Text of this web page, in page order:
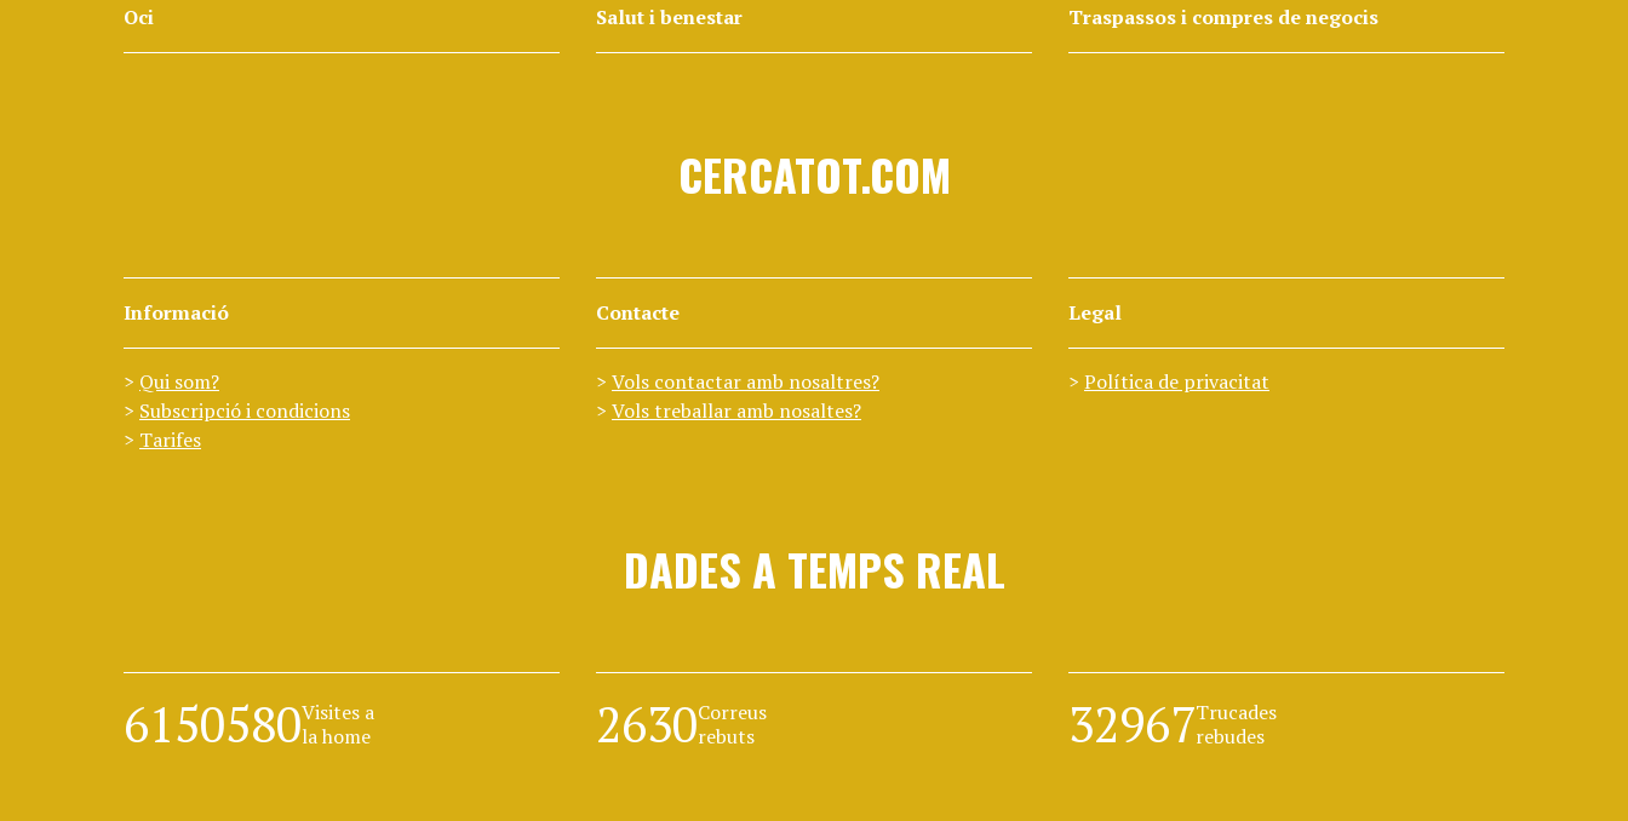
Oci Salut i benestar Traspassos i compres de negocis
CERCATOT.COM
Informació
Qui som?
Subscripció i condicions
Tarifes
Contacte
Vols contactar amb nosaltres?
Vols treballar amb nosaltes?
Legal
Política de privacitat
DADES A TEMPS REAL
6150580Visites a
la home
2630Correus
rebuts
32967Trucades
rebudes